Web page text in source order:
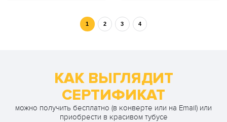
грн
1 2 3 4
КАК ВЫГЛЯДИТ
СЕРТИФИКАТ
можно получить бесплатно (в конверте или на Email) или
приобрести в красивом тубусе